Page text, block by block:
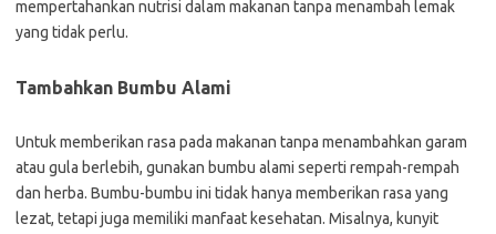
mempertahankan nutrisi dalam makanan tanpa menambah lemak
yang tidak perlu.
Tambahkan Bumbu Alami
Untuk memberikan rasa pada makanan tanpa menambahkan garam
atau gula berlebih, gunakan bumbu alami seperti rempah-rempah
dan herba. Bumbu-bumbu ini tidak hanya memberikan rasa yang
lezat, tetapi juga memiliki manfaat kesehatan. Misalnya, kunyit